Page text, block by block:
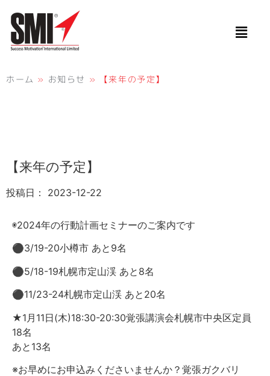
ホーム » お知らせ » 【来年の予定】
【来年の予定】
投稿日： 2023-12-22
◉2024年の行動計画セミナーのご案内です
⚫︎3/19-20小樽市 あと9名
⚫︎5/18-19札幌市定山渓 あと8名
⚫︎11/23-24札幌市定山渓 あと20名
★1月11日(木)18:30-20:30覚張講演会札幌市中央区定員
18名
あと13名
※お早めにお申込みくださいませんか？覚張ガクバリ